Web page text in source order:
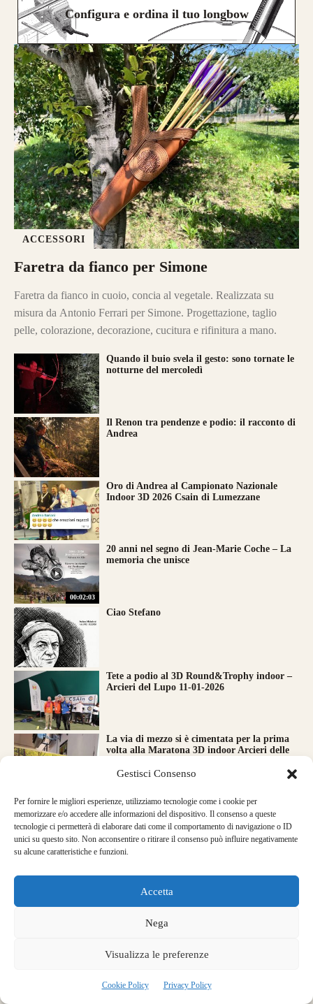
Gestisci Consenso
Per fornire le migliori esperienze, utilizziamo tecnologie come i cookie per
memorizzare e/o accedere alle informazioni del dispositivo. Il consenso a queste
tecnologie ci permetterà di elaborare dati come il comportamento di navigazione o ID
unici su questo sito. Non acconsentire o ritirare il consenso può influire negativamente
su alcune caratteristiche e funzioni.
Accetta
Nega
Visualizza le preferenze
Cookie Policy Privacy Policy
Configura e ordina il tuo longbow
ACCESSORI
Faretra da fianco per Simone
Faretra da fianco in cuoio, concia al vegetale. Realizzata su
misura da Antonio Ferrari per Simone. Progettazione, taglio
pelle, colorazione, decorazione, cucitura e rifinitura a mano.
Quando il buio svela il gesto: sono tornate le
notturne del mercoledì
Il Renon tra pendenze e podio: il racconto di
Andrea
Oro di Andrea al Campionato Nazionale
Indoor 3D 2026 Csain di Lumezzane
00:02:03
20 anni nel segno di Jean-Marie Coche – La
memoria che unisce
Ciao Stefano
Tete a podio al 3D Round&Trophy indoor –
Arcieri del Lupo 11-01-2026
La via di mezzo si è cimentata per la prima
volta alla Maratona 3D indoor Arcieri delle
Buon 2026 a tutti dalla Via di Mezzo!